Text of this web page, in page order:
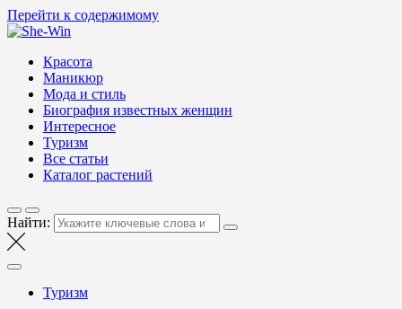
Перейти к содержимому
Блог о женской красоте и здоровье
Красота
Маникюр
Мода и стиль
Биография известных женщин
Интересное
Туризм
Все статьи
Каталог растений
Найти:
Туризм